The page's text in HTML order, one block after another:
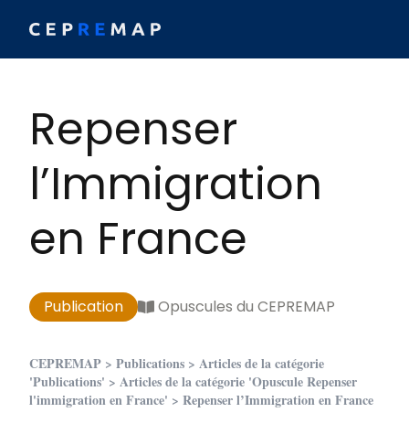
Repenser
l’Immigration
en France
Publication Opuscules du CEPREMAP
CEPREMAP > Publications > Articles de la catégorie
'Publications' > Articles de la catégorie 'Opuscule Repenser
l'immigration en France' > Repenser l’Immigration en France